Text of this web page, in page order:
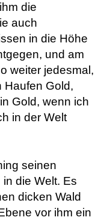
die
auch
in die Höhe
und am
weiter jedesmal,
Haufen Gold,
Gold, wenn ich
in der Welt
seinen
die Welt. Es
dicken Wald
vor ihm ein